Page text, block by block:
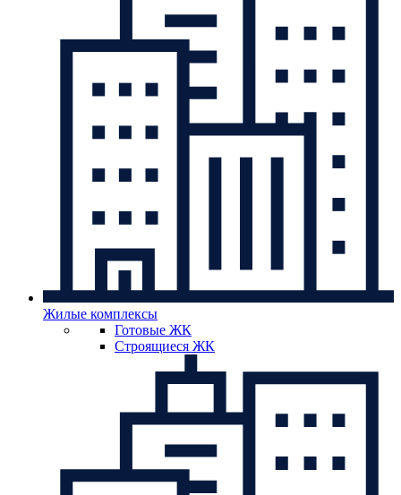
Жилые комплексы
Готовые ЖК
Строящиеся ЖК